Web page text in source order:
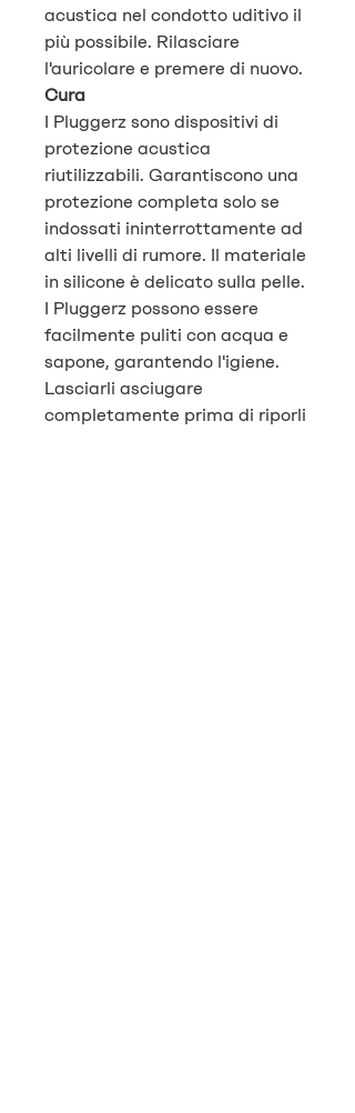
acustica nel condotto uditivo il
più possibile. Rilasciare
l'auricolare e premere di nuovo.
Cura
I Pluggerz sono dispositivi di
protezione acustica
riutilizzabili. Garantiscono una
protezione completa solo se
indossati ininterrottamente ad
alti livelli di rumore. Il materiale
in silicone è delicato sulla pelle.
I Pluggerz possono essere
facilmente puliti con acqua e
sapone, garantendo l'igiene.
Lasciarli asciugare
completamente prima di riporli